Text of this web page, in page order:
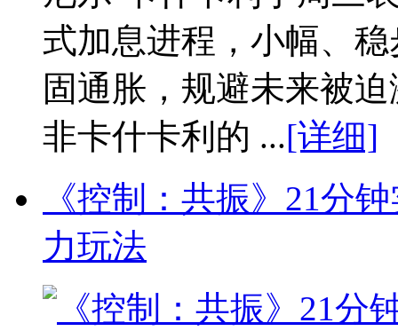
式加息进程，小幅、
固通胀，规避未来被
非卡什卡利的 ...[详细]
《控制：共振》21分
力玩法